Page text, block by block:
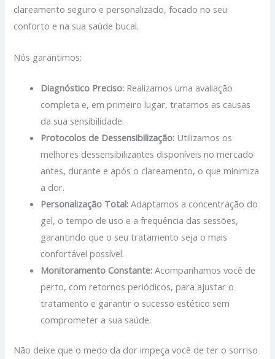
clareamento seguro e personalizado, focado no seu
conforto e na sua saúde bucal.
Nós garantimos:
Diagnóstico Preciso: Realizamos uma avaliação
completa e, em primeiro lugar, tratamos as causas
da sua sensibilidade.
Protocolos de Dessensibilização: Utilizamos os
melhores dessensibilizantes disponíveis no mercado
antes, durante e após o clareamento, o que minimiza
a dor.
Personalização Total: Adaptamos a concentração do
gel, o tempo de uso e a frequência das sessões,
garantindo que o seu tratamento seja o mais
confortável possível.
Monitoramento Constante: Acompanhamos você de
perto, com retornos periódicos, para ajustar o
tratamento e garantir o sucesso estético sem
comprometer a sua saúde.
Não deixe que o medo da dor impeça você de ter o sorriso